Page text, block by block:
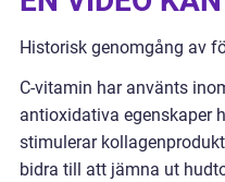
Historisk genomgång av
C-vitamin har använts
antioxidativa egenskaper
stimulerar
bidra till att jämna ut